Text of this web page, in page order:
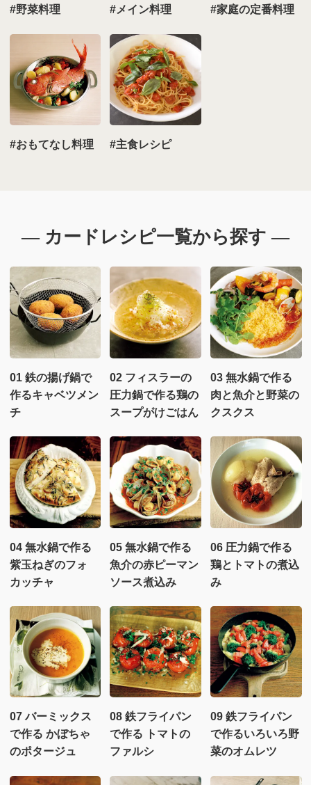
#野菜料理 #メイン料理 #家庭の定番料理
#おもてなし料理 #主食レシピ
― カードレシピ一覧から探す ―
01 鉄の揚げ鍋で
作るキャベツメン
チ
02 フィスラーの
圧力鍋で作る鶏の
スープがけごはん
03 無水鍋で作る
肉と魚介と野菜の
クスクス
04 無水鍋で作る
紫玉ねぎのフォ
カッチャ
05 無水鍋で作る
魚介の赤ピーマン
ソース煮込み
06 圧力鍋で作る
鶏とトマトの煮込
み
07 バーミックス
で作る かぼちゃ
のポタージュ
08 鉄フライパン
で作る トマトの
ファルシ
09 鉄フライパン
で作るいろいろ野
菜のオムレツ